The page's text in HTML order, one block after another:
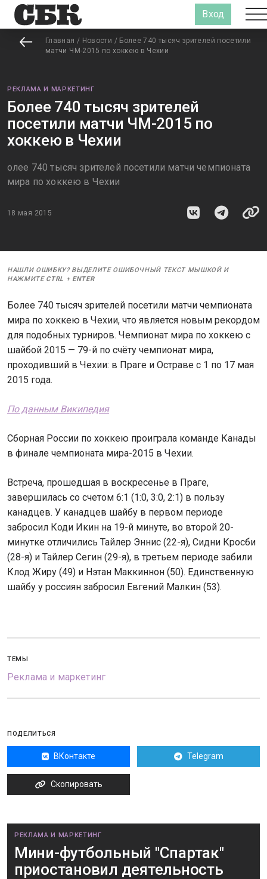
Вход
Главная / Новости / Более 740 тысяч зрителей посетили
матчи ЧМ-2015 по хоккею в Чехии
РЕКЛАМА И МАРКЕТИНГ
Более 740 тысяч зрителей
посетили матчи ЧМ-2015 по
хоккею в Чехии
олее 740 тысяч зрителей посетили матчи чемпионата
мира по хоккею в Чехии
18 мая 2015
НАШЛИ ОШИБКУ? ВЫДЕЛИТЕ ОШИБОЧНЫЙ ТЕКСТ МЫШКОЙ И
НАЖМИТЕ CTRL + ENTER
Более 740 тысяч зрителей посетили матчи чемпионата
мира по хоккею в Чехии, что является новым рекордом
для подобных турниров. Чемпионат мира по хоккею с
шайбой 2015 — 79-й по счёту чемпионат мира,
проходивший в Чехии: в Праге и Остраве с 1 по 17 мая
2015 года.
По данным Википедия
Сборная России по хоккею проиграла команде Канады
в финале чемпионата мира-2015 в Чехии.
Встреча, прошедшая в воскресенье в Праге,
завершилась со счетом 6:1 (1:0, 3:0, 2:1) в пользу
канадцев. У канадцев шайбу в первом периоде
забросил Коди Икин на 19-й минуте, во второй 20-
минутке отличились Тайлер Эннис (22-я), Сидни Кросби
(28-я) и Тайлер Сегин (29-я), в третьем периоде забили
Клод Жиру (49) и Нэтан Маккиннон (50). Единственную
шайбу у россиян забросил Евгений Малкин (53).
ТЕМЫ
Реклама и маркетинг
ПОДЕЛИТЬСЯ
ВКонтакте Telegram
Скопировать
РЕКЛАМА И МАРКЕТИНГ
Мини-футбольный "Спартак"
приостановил деятельность